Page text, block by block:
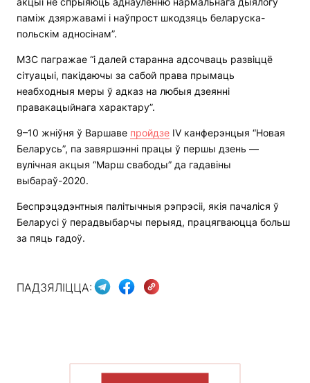
паміж дзяржавамі і наўпрост шкодзяць беларуска-
польскім адносінам”.
МЗС пагражае “і далей старанна адсочваць развіццё
сітуацыі, пакідаючы за сабой права прымаць
неабходныя меры ў адказ на любыя дзеянні
правакацыйнага характару”.
9–10 жніўня ў Варшаве пройдзе IV канферэнцыя “Новая
Беларусь”, па завяршэнні працы ў першы дзень —
вулічная акцыя “Марш свабоды” да гадавіны
выбараў-2020.
Беспрэцэдэнтныя палітычныя рэпрэсіі, якія пачаліся ў
Беларусі ў перадвыбарчы перыяд, працягваюцца больш
за пяць гадоў.
ПАДЗЯЛІЦЦА: